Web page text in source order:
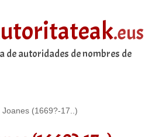
.eus
de autoridades de nombres de
Joanes (1669?-17..)